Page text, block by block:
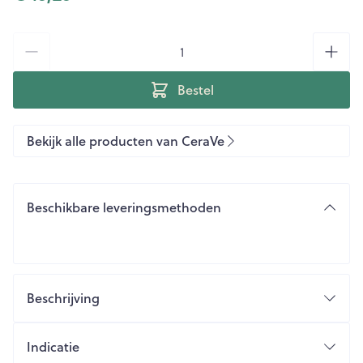
Bestel
Bekijk alle producten van CeraVe
Beschikbare leveringsmethoden
Beschrijving
Indicatie